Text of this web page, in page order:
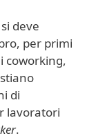
deve
per primi
coworking,
di
lavoratori
.